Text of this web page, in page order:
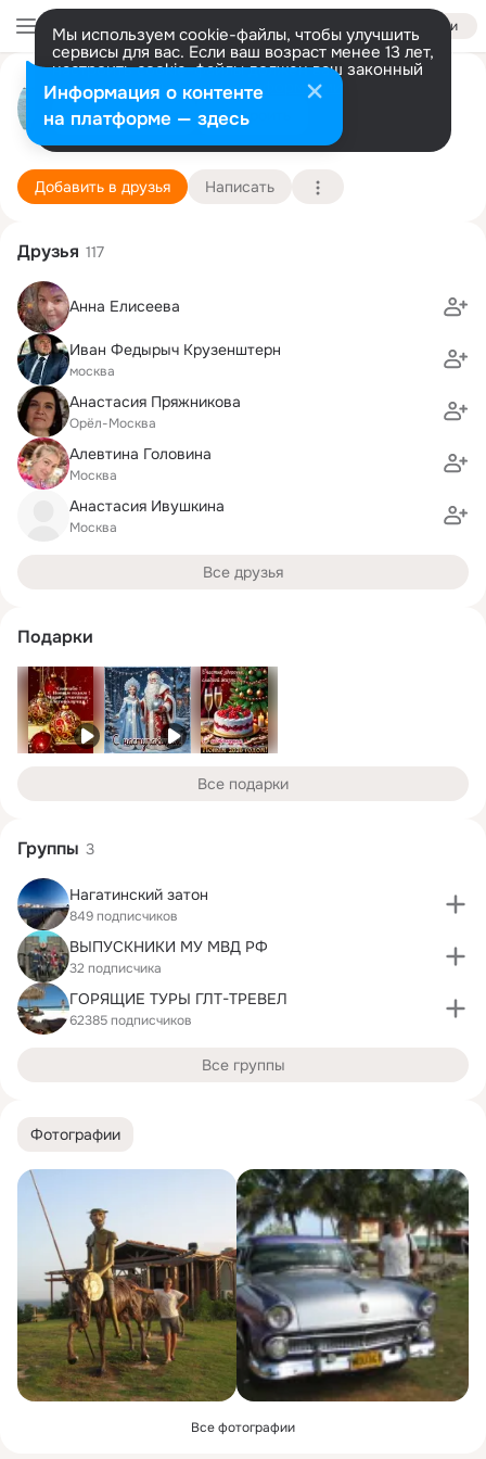
Войти
Мы используем cookie-файлы, чтобы улучшить
сервисы для вас. Если ваш возраст менее 13 лет,
настроить cookie-файлы должен ваш законный
представитель. Больше информации
Разрешить все Настроить
KIRILL ALEKSANDROVICH
Williries
9 декабря (43 года)
Следствие и УГД
Подробнее
Добавить в друзья Написать
Фотографии
Все фотографии
Друзья 117
Анна Елисеева
Иван Федырыч Крузенштерн
москва
Анастасия Пряжникова
Орёл-Москва
Алевтина Головина
Москва
Анастасия Ивушкина
Москва
Все друзья
Подарки
Все подарки
Группы 3
Нагатинский затон
849 подписчиков
ВЫПУСКНИКИ МУ МВД РФ
32 подписчика
ГОРЯЩИЕ ТУРЫ ГЛТ-ТРЕВЕЛ
62385 подписчиков
Все группы
Информация о контенте
на платформе — здесь